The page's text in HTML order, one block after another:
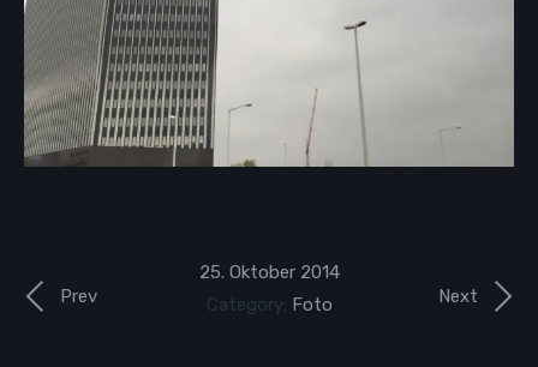
Next
Prev
25. Oktober 2014
Category: Foto